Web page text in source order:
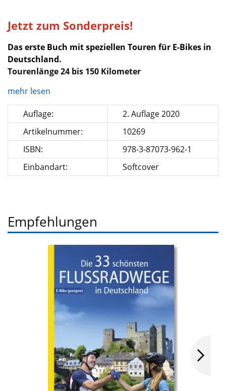
Jetzt zum Sonderpreis!
Das erste Buch mit speziellen Touren für E-Bikes in
Deutschland.
Tourenlänge 24 bis 150 Kilometer
mehr lesen
Auflage:
2. Auflage 2020
Artikelnummer:
10269
ISBN:
978-3-87073-962-1
Einbandart:
Softcover
Empfehlungen